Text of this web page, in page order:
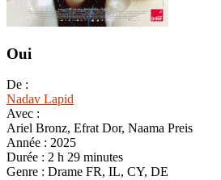
Oui
De :
Nadav Lapid
Avec :
Ariel Bronz, Efrat Dor, Naama Preis
Année : 2025
Durée : 2 h 29 minutes
Genre : Drame FR, IL, CY, DE